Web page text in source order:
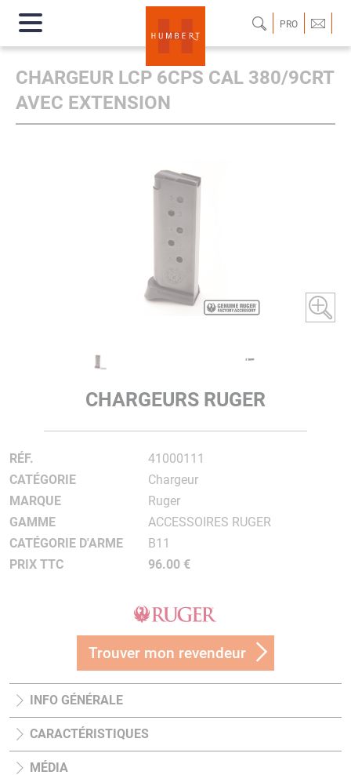
PRO
CHARGEUR LCP 6CPS CAL 380/9CRT
AVEC EXTENSION
CHARGEURS RUGER
RÉF.
41000111
CATÉGORIE
Chargeur
MARQUE
Ruger
GAMME
ACCESSOIRES RUGER
CATÉGORIE D'ARME
B11
PRIX TTC
96.00 €
Trouver mon revendeur
INFO GÉNÉRALE
CARACTÉRISTIQUES
MÉDIA